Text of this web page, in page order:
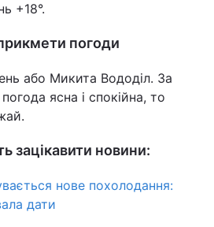
+18°.
погоди
або Микита Вододіл. За
ясна і спокійна, то
зацікавити новини:
нове похолодання:
дати